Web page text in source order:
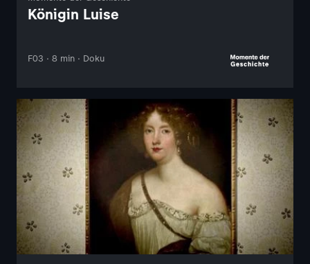
Königin Luise
F03 · 8 min · Doku